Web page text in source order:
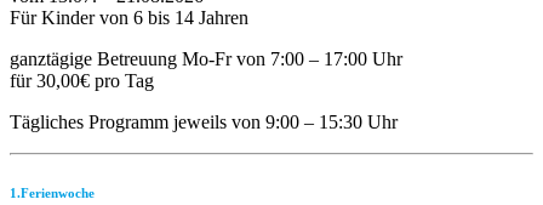
Für Kinder von 6 bis 14 Jahren
ganztägige Betreuung Mo-Fr von 7:00 – 17:00 Uhr
für 30,00€ pro Tag
Tägliches Programm jeweils von 9:00 – 15:30 Uhr
1.Ferienwoche